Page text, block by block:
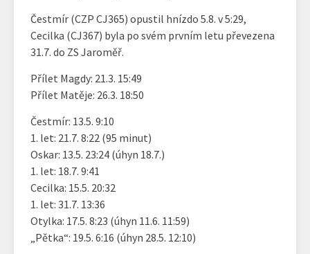
Čestmír (CZP CJ365) opustil hnízdo 5.8. v 5:29,
Cecilka (CJ367) byla po svém prvním letu převezena
31.7. do ZS Jaroměř.
Přílet Magdy: 21.3. 15:49
Přílet Matěje: 26.3. 18:50
Čestmír: 13.5. 9:10
1. let: 21.7. 8:22 (95 minut)
Oskar: 13.5. 23:24 (úhyn 18.7.)
1. let: 18.7. 9:41
Cecilka: 15.5. 20:32
1. let: 31.7. 13:36
Otylka: 17.5. 8:23 (úhyn 11.6. 11:59)
„Pětka“: 19.5. 6:16 (úhyn 28.5. 12:10)